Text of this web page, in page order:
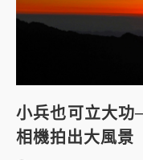
小兵也可立大
相機拍出大風景